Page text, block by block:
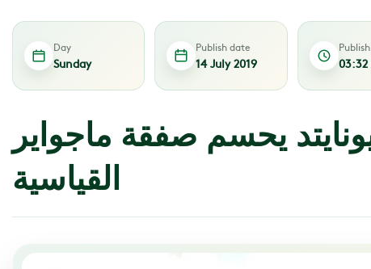
Day
Sunday
Publish date
14 July 2019 03:32
يحسم صفقة ماجواير
القياسية